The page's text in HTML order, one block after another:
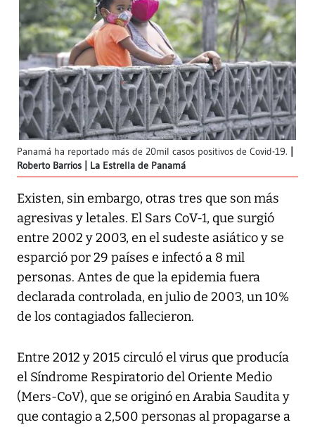
Panamá ha reportado más de 20mil casos positivos de Covid-19.
Roberto Barrios | La Estrella de Panamá
Existen, sin embargo, otras tres que son más
agresivas y letales. El Sars CoV-1, que surgió
entre 2002 y 2003, en el sudeste asiático y se
esparció por 29 países e infectó a 8 mil
personas. Antes de que la epidemia fuera
declarada controlada, en julio de 2003, un 10%
de los contagiados fallecieron.
Entre 2012 y 2015 circuló el virus que producía
el Síndrome Respiratorio del Oriente Medio
(Mers-CoV), que se originó en Arabia Saudita y
que contagio a 2,500 personas al propagarse a